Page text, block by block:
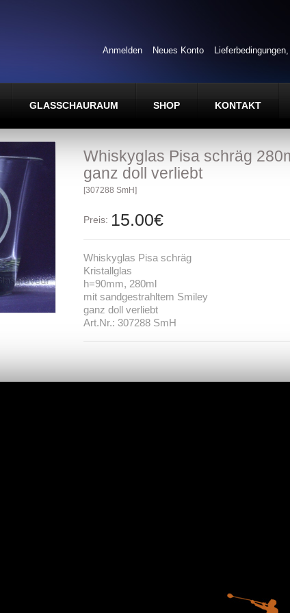
Anmelden Neues Konto
GLASSCHAURAUM SHOP KONTAKT
Whiskyglas Pisa schräg
ganz doll verliebt
[307288 SmH]
Preis: 15.00€
Whiskyglas Pisa schräg
Kristallglas
h=90mm, 280ml
mit sandgestrahltem Smiley
ganz doll verliebt
Art.Nr.: 307288 SmH